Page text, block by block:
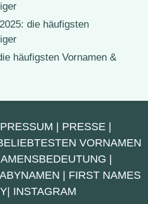
die häufigsten
häufigsten Vornamen &
PRESSE
VORNAMEN
FIRST NAMES
| INSTAGRAM